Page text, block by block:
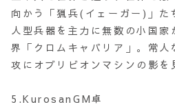
向かう「猟兵(イェーガー)」た
人型兵器を主力に無数の小国
界「クロムキャバリア」。常人
攻にオブリビオンマシンの影を
5.KurosanGM卓